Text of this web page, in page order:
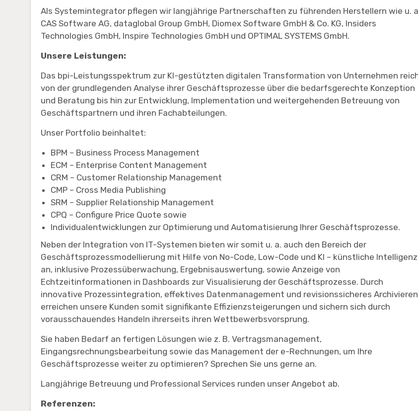
Als Systemintegrator pflegen wir langjährige Partnerschaften zu führenden Herstellern wie u.
CAS Software AG, dataglobal Group GmbH, Diomex Software GmbH & Co. KG, Insiders
Technologies GmbH, Inspire Technologies GmbH und OPTIMAL SYSTEMS GmbH.
Unsere Leistungen:
Das bpi-Leistungsspektrum zur KI-gestützten digitalen Transformation von Unternehmen
von der grundlegenden Analyse ihrer Geschäftsprozesse über die bedarfsgerechte Konzeption
und Beratung bis hin zur Entwicklung, Implementation und weitergehenden Betreuung von
Geschäftspartnern und ihren Fachabteilungen.
Unser Portfolio beinhaltet:
BPM – Business Process Management
ECM – Enterprise Content Management
CRM – Customer Relationship Management
CMP – Cross Media Publishing
SRM – Supplier Relationship Management
CPQ – Configure Price Quote sowie
Individualentwicklungen zur Optimierung und Automatisierung Ihrer Geschäftsprozesse.
Neben der Integration von IT-Systemen bieten wir somit u. a. auch den Bereich der
Geschäftsprozessmodellierung mit Hilfe von No-Code, Low-Code und KI – künstliche Intelligenz
an, inklusive Prozessüberwachung, Ergebnisauswertung, sowie Anzeige von
Echtzeitinformationen in Dashboards zur Visualisierung der Geschäftsprozesse. Durch
innovative Prozessintegration, effektives Datenmanagement und revisionssicheres Archivieren
erreichen unsere Kunden somit signifikante Effizienzsteigerungen und sichern sich durch
vorausschauendes Handeln ihrerseits ihren Wettbewerbsvorsprung.
Sie haben Bedarf an fertigen Lösungen wie z. B. Vertragsmanagement,
Eingangsrechnungsbearbeitung sowie das Management der e-Rechnungen, um Ihre
Geschäftsprozesse weiter zu optimieren? Sprechen Sie uns gerne an.
Langjährige Betreuung und Professional Services runden unser Angebot ab.
Referenzen: